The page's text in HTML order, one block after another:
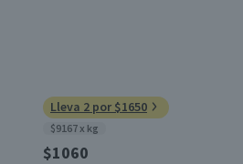
Lleva 2 por $1650
$9167 x kg
$1060